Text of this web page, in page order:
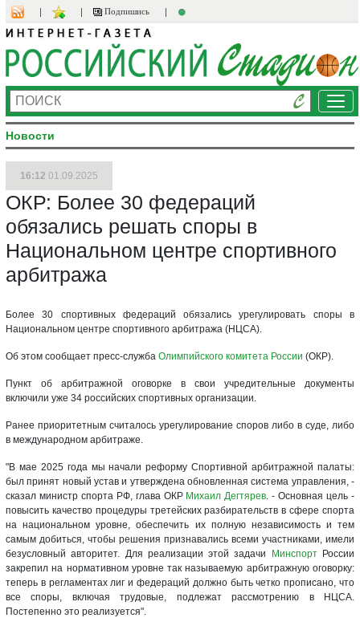
Подпишись
Новости
16:12 01.09.2025
ОКР: Более 30 федераций
обязались решать споры в
Национальном центре спортивного
арбитража
Более 30 спортивных федераций обязались урегулировать споры в
Национальном центре спортивного арбитража (НЦСА).
Об этом сообщает пресс-служба Олимпийского комитета России (ОКР).
Пункт об арбитражной оговорке в свои учредительные документы
включили уже 34 российских спортивных организации.
Ранее приоритетным считалось урегулирование споров либо в суде, либо
в международном арбитраже.
"В мае 2025 года мы начали реформу Спортивной арбитражной палаты:
был принят новый устав и утверждена обновленная система управления, -
сказал министр спорта РФ, глава ОКР Михаил Дегтярев. - Основная цель -
повысить качество процедуры третейских разбирательств в сфере спорта
на национальном уровне, обеспечить их полную независимость и тем
самым добиться, чтобы решения признавались всеми участниками, имели
безусловный авторитет. Для реализации этой задачи
МинспортРоссии
закрепил на нормативном уровне так называемую арбитражную оговорку:
теперь в регламентах лиг и федераций должно быть четко прописано, что
все споры, включая трудовые, подлежат рассмотрению в НЦСА.
Постепенно это реализуется".